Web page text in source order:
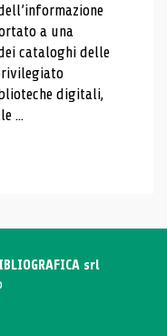
a una
cataloghi delle
digitali,
...
srl